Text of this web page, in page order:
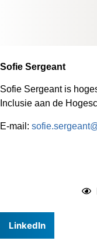
Sofie Sergeant
Sofie Sergeant is
Inclusie aan de
E-mail:
LinkedIn